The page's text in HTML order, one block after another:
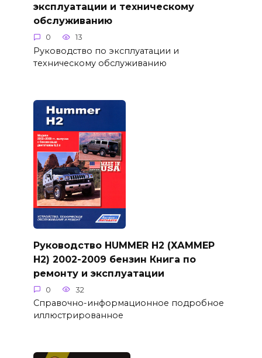
эксплуатации и техническому
обслуживанию
0 13
Руководство по эксплуатации и
техническому обслуживанию
Руководство HUMMER H2 (ХАММЕР
Н2) 2002-2009 бензин Книга по
ремонту и эксплуатации
0 32
Справочно-информационное подробное
иллюстрированное